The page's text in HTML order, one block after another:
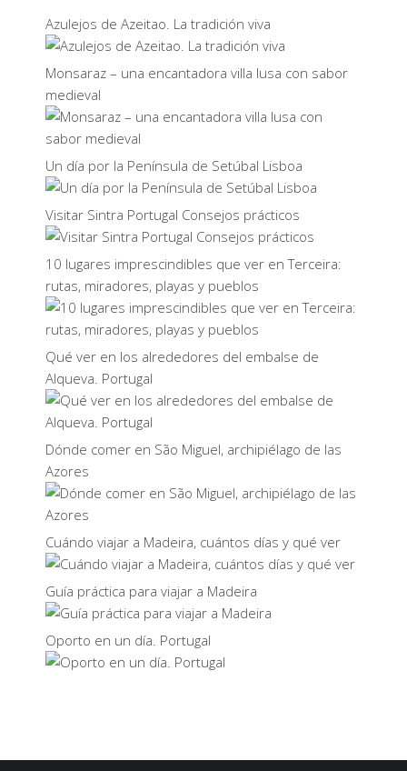
Azulejos de Azeitao. La tradición viva
Monsaraz – una encantadora villa lusa con sabor
medieval
Un día por la Península de Setúbal Lisboa
Visitar Sintra Portugal Consejos prácticos
10 lugares imprescindibles que ver en Terceira:
rutas, miradores, playas y pueblos
Qué ver en los alrededores del embalse de
Alqueva. Portugal
Dónde comer en São Miguel, archipiélago de las
Azores
Cuándo viajar a Madeira, cuántos días y qué ver
Guía práctica para viajar a Madeira
Oporto en un día. Portugal